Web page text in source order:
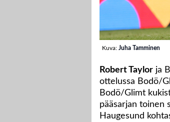
Kuva: Juha Tamminen
Robert Taylor ja
ottelussa Bodö/
Bodö/Glimt
pääsarjan toinen
Haugesund